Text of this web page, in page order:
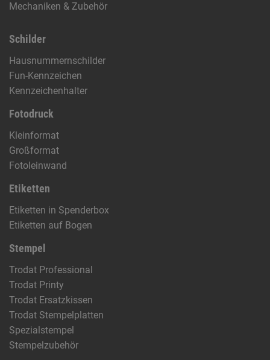
Mechaniken & Zubehör
Schilder
Hausnummernschilder
Fun-Kennzeichen
Kennzeichenhalter
Fotodruck
Kleinformat
Großformat
Fotoleinwand
Etiketten
Etiketten in Spenderbox
Etiketten auf Bogen
Stempel
Trodat Professional
Trodat Printy
Trodat Ersatzkissen
Trodat Stempelplatten
Spezialstempel
Stempelzubehör